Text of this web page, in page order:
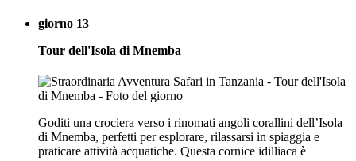
giorno 13
Tour dell'Isola di Mnemba
Goditi una crociera verso i rinomati angoli corallini dell’Isola
di Mnemba, perfetti per esplorare, rilassarsi in spiaggia e
praticare attività acquatiche. Questa cornice idilliaca è